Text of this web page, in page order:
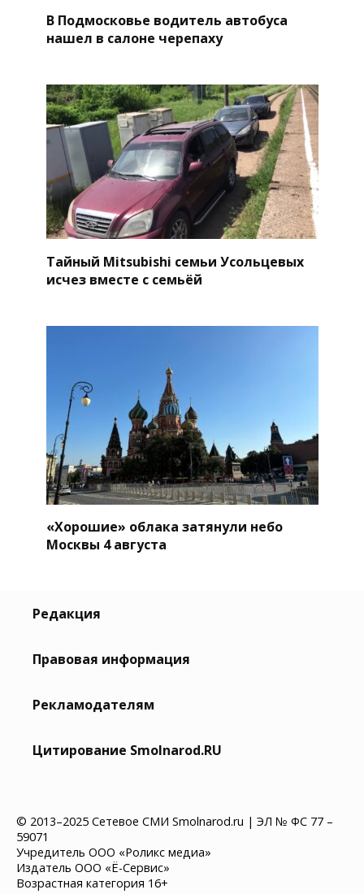
В Подмосковье водитель автобуса
нашел в салоне черепаху
Тайный Mitsubishi семьи Усольцевых
исчез вместе с семьёй
«Хорошие» облака затянули небо
Москвы 4 августа
Редакция
Правовая информация
Рекламодателям
Цитирование Smolnarod.RU
© 2013–2025 Сетевое СМИ Smolnarod.ru | ЭЛ № ФС 77 –
59071
Учредитель ООО «Роликс медиа»
Издатель ООО «Ё-Сервис»
Возрастная категория 16+